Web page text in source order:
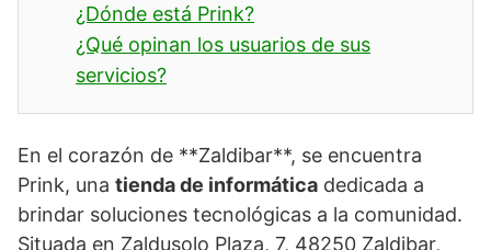
¿Dónde está Prink?
¿Qué opinan los usuarios de sus
servicios?
En el corazón de **Zaldibar**, se encuentra
Prink, una tienda de informática dedicada a
brindar soluciones tecnológicas a la comunidad.
Situada en Zaldusolo Plaza, 7, 48250 Zaldibar,